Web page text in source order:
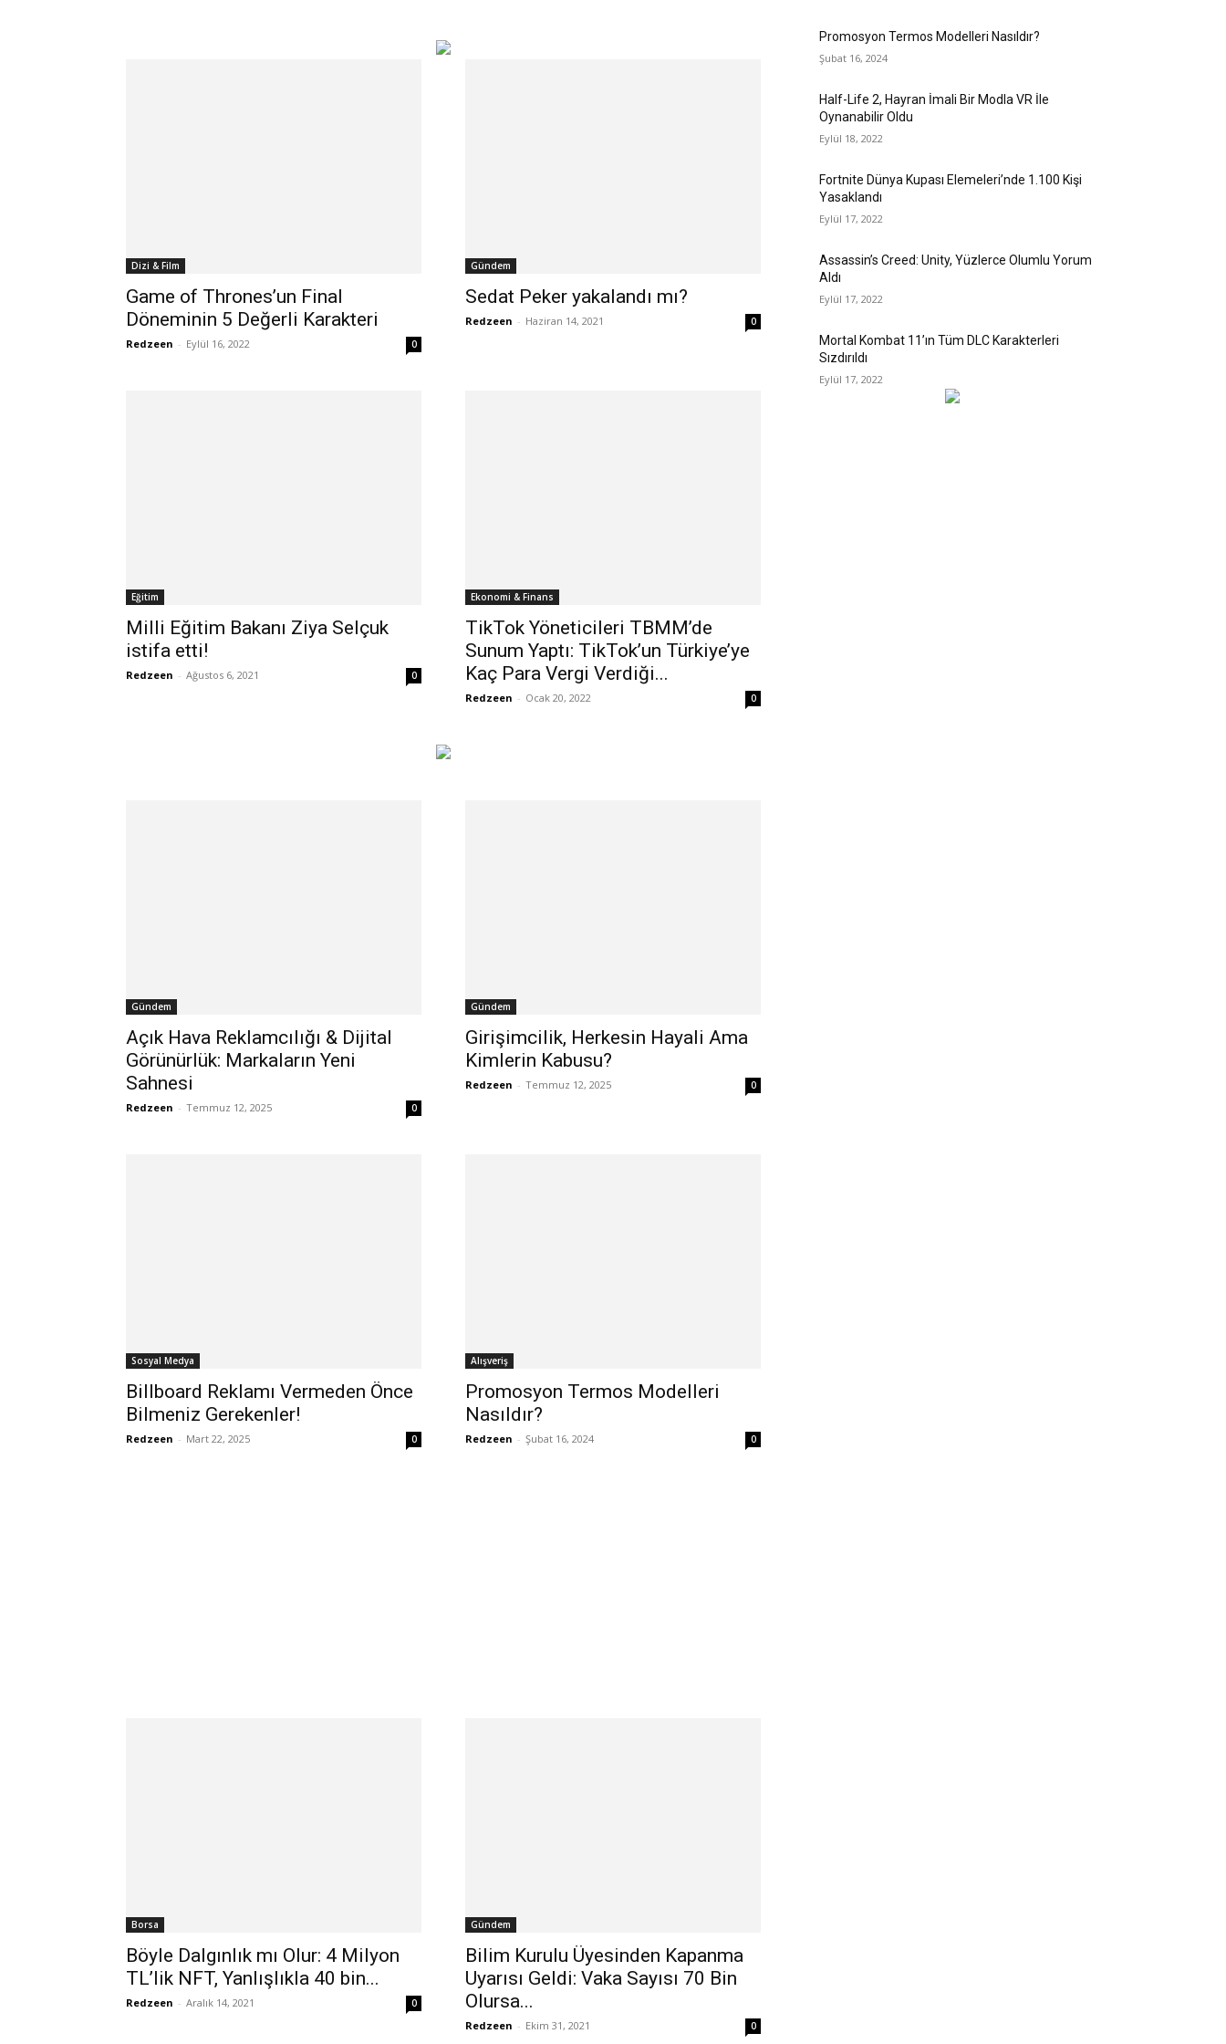
Dizi & Film
Game of Thrones’un Final
Döneminin 5 Değerli Karakteri
Redzeen - Eylül 16, 2022 0
Gündem
Sedat Peker yakalandı mı?
Redzeen - Haziran 14, 2021 0
Eğitim
Milli Eğitim Bakanı Ziya Selçuk
istifa etti!
Redzeen - Ağustos 6, 2021 0
Ekonomi & Finans
TikTok Yöneticileri TBMM’de
Sunum Yaptı: TikTok’un Türkiye’ye
Kaç Para Vergi Verdiği...
Redzeen - Ocak 20, 2022 0
Gündem
Açık Hava Reklamcılığı & Dijital
Görünürlük: Markaların Yeni
Sahnesi
Redzeen - Temmuz 12, 2025 0
Gündem
Girişimcilik, Herkesin Hayali Ama
Kimlerin Kabusu?
Redzeen - Temmuz 12, 2025 0
Sosyal Medya
Billboard Reklamı Vermeden Önce
Bilmeniz Gerekenler!
Redzeen - Mart 22, 2025 0
Alışveriş
Promosyon Termos Modelleri
Nasıldır?
Redzeen - Şubat 16, 2024 0
Borsa
Böyle Dalgınlık mı Olur: 4 Milyon
TL’lik NFT, Yanlışlıkla 40 bin...
Redzeen - Aralık 14, 2021 0
Gündem
Bilim Kurulu Üyesinden Kapanma
Uyarısı Geldi: Vaka Sayısı 70 Bin
Olursa...
Redzeen - Ekim 31, 2021 0
Promosyon Termos Modelleri Nasıldır?
Şubat 16, 2024
Half-Life 2, Hayran İmali Bir Modla VR İle
Oynanabilir Oldu
Eylül 18, 2022
Fortnite Dünya Kupası Elemeleri’nde 1.100 Kişi
Yasaklandı
Eylül 17, 2022
Assassin’s Creed: Unity, Yüzlerce Olumlu Yorum
Aldı
Eylül 17, 2022
Mortal Kombat 11’ın Tüm DLC Karakterleri
Sızdırıldı
Eylül 17, 2022